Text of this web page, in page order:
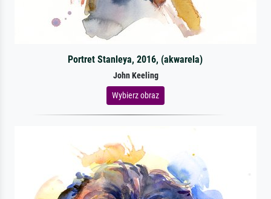
Portret Stanleya, 2016, (akwarela)
John Keeling
Wybierz obraz